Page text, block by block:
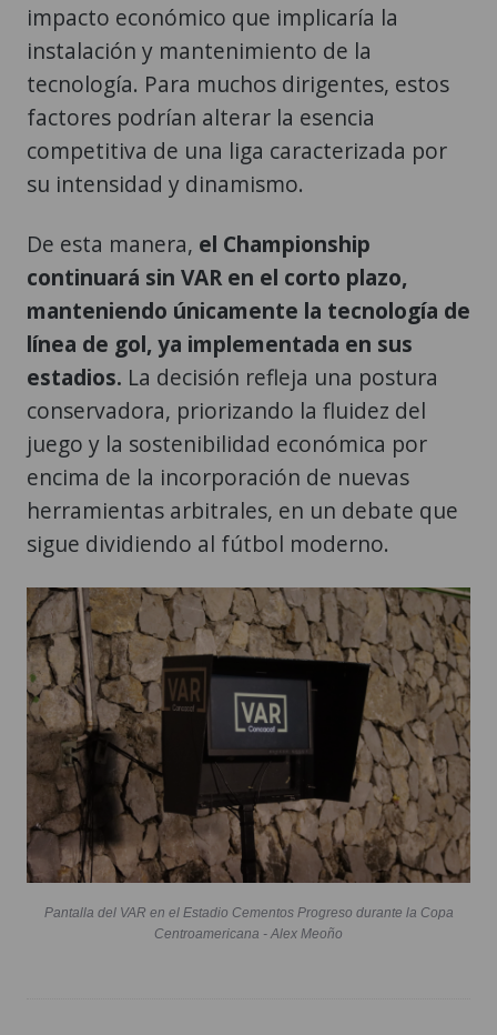
impacto económico que implicaría la
instalación y mantenimiento de la
tecnología. Para muchos dirigentes, estos
factores podrían alterar la esencia
competitiva de una liga caracterizada por
su intensidad y dinamismo.
De esta manera, el Championship
continuará sin VAR en el corto plazo,
manteniendo únicamente la tecnología de
línea de gol, ya implementada en sus
estadios. La decisión refleja una postura
conservadora, priorizando la fluidez del
juego y la sostenibilidad económica por
encima de la incorporación de nuevas
herramientas arbitrales, en un debate que
sigue dividiendo al fútbol moderno.
Pantalla del VAR en el Estadio Cementos Progreso durante la Copa
Centroamericana - Alex Meoño